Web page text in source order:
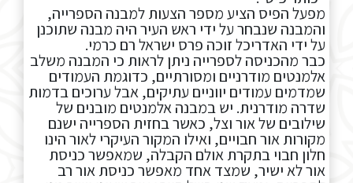
מפעל הפיס הציע מספר הצעות למבנה הספרייה,
והמבנה שנבחר על ידי ראש העיר היה מבנה שתוכנן
על ידי האדריכל זוכה פרס ישראל רם כרמי.
כבר מהכניסה לספרייה ניתן לראות כי המבנה משלב
אלמנטים מודרניים ומסורתיים, כדוגמת העמודים
שמדמים עמודים יווניים עתיקים, אבל ערוכים בדמות
שדרה מודרנית. יש במבנה אלמנטים מובנים של
שילובים של אור וצל, כאשר בחזית הספרייה ישנם
מקורות אור חבויים, ואילו המקור העיקרי לאור הינו
חלון חבוי בתקרת אולם הקבלה, שמאפשר כניסת
אור לא ישיר, שמצד אחד מאפשר כניסת אור רב